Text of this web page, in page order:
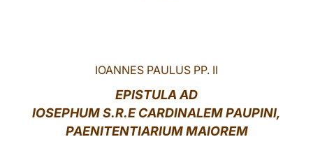
LATINE
IOANNES PAULUS PP. II
EPISTULA AD
IOSEPHUM S.R.E CARDINALEM PAUPINI,
PAENITENTIARIUM MAIOREM